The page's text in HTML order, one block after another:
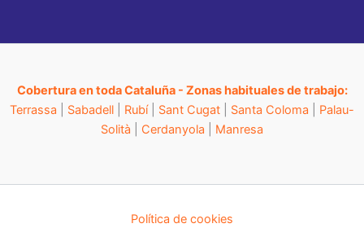
Cobertura en toda Cataluña - Zonas habituales de trabajo:
Terrassa
Sabadell Rubí| Sant Cugat Santa Coloma
Palau-
Solità
Cerdanyola Manresa
Política de cookies